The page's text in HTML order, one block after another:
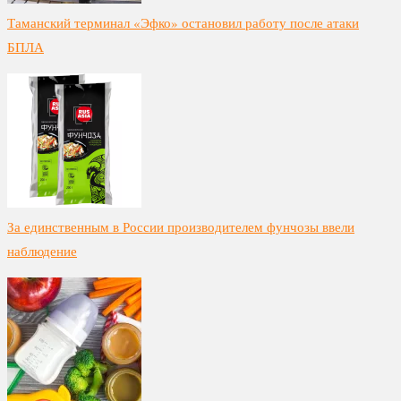
Таманский терминал «Эфко» остановил работу после атаки
БПЛА
За единственным в России производителем фунчозы ввели
наблюдение